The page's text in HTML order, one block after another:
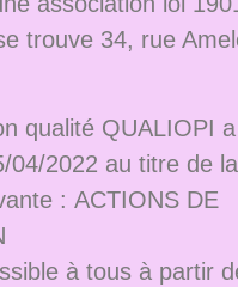
trouve 34, rue
qualité QUALIOPI
04/2022 au titre de
: ACTIONS DE
à tous à partir